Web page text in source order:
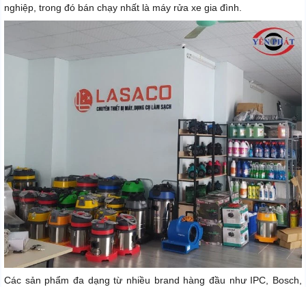
nghiệp, trong đó bán chạy nhất là máy rửa xe gia đình.
Các sản phẩm đa dạng từ nhiều brand hàng đầu như IPC, Bosch,